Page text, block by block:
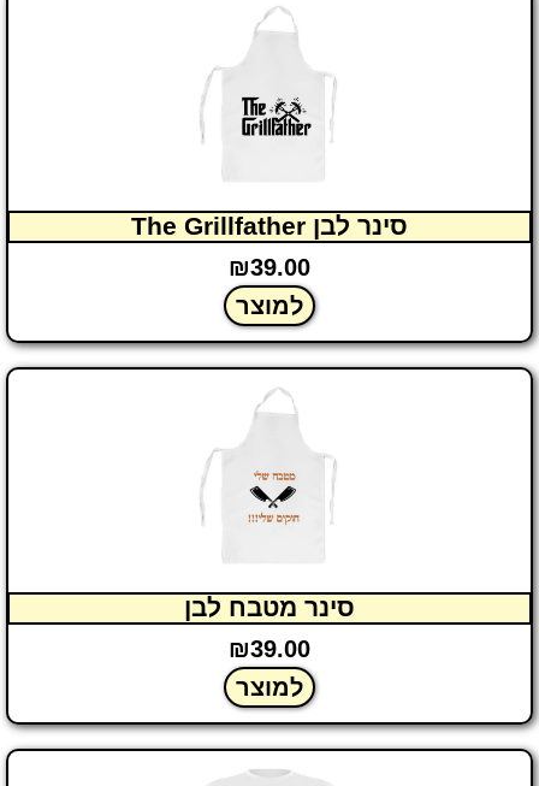
סינר לבן The Grillfather
₪39.00
למוצר
סינר מטבח לבן
₪39.00
למוצר